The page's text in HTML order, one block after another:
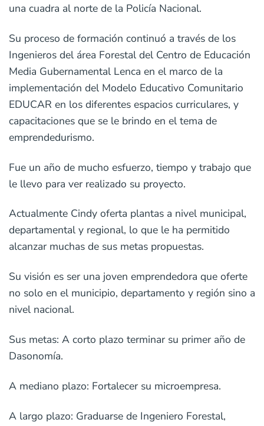
una cuadra al norte de la Policía Nacional.
Su proceso de formación continuó a través de los
Ingenieros del área Forestal del Centro de Educación
Media Gubernamental Lenca en el marco de la
implementación del Modelo Educativo Comunitario
EDUCAR en los diferentes espacios curriculares, y
capacitaciones que se le brindo en el tema de
emprendedurismo.
Fue un año de mucho esfuerzo, tiempo y trabajo que
le llevo para ver realizado su proyecto.
Actualmente Cindy oferta plantas a nivel municipal,
departamental y regional, lo que le ha permitido
alcanzar muchas de sus metas propuestas.
Su visión es ser una joven emprendedora que oferte
no solo en el municipio, departamento y región sino a
nivel nacional.
Sus metas: A corto plazo terminar su primer año de
Dasonomía.
A mediano plazo: Fortalecer su microempresa.
A largo plazo: Graduarse de Ingeniero Forestal,